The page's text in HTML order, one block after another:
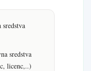
sredstva
sredstva
licenc,..)